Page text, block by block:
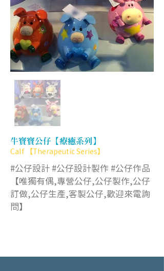
牛寶寶公仔【療癒系列】
Calf 【Therapeutic Series】
#公仔設計 #公仔設計製作 #公仔作品
【唯獨有偶,專營公仔,公仔製作,公仔
訂做,公仔生產,客製公仔,歡迎來電詢
問】